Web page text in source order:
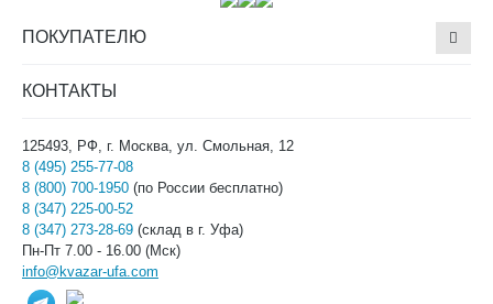
ПОКУПАТЕЛЮ
КОНТАКТЫ
125493, РФ, г. Москва, ул. Смольная, 12
8 (495) 255-77-08
8 (800) 700-1950 (по России бесплатно)
8 (347) 225-00-52
8 (347) 273-28-69 (склад в г. Уфа)
Пн-Пт 7.00 - 16.00 (Мск)
info@kvazar-ufa.com